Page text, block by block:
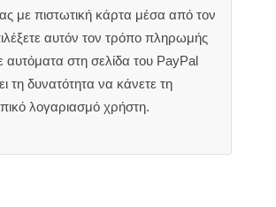
με πιστωτική κάρτα μέσα από τον
αυτόν τον τρόπο πληρωμής
στη σελίδα του PayPal
δυνατότητα να κάνετε τη
λογαριασμό χρήστη.